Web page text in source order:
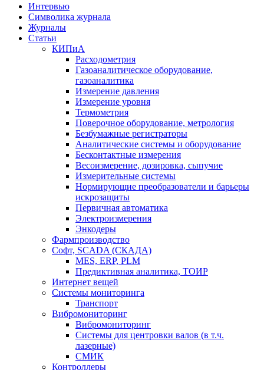
Интервью
Символика журнала
Журналы
Статьи
КИПиА
Расходометрия
Газоаналитическое оборудование,
газоаналитика
Измерение давления
Измерение уровня
Термометрия
Поверочное оборудование, метрология
Безбумажные регистраторы
Аналитические системы и оборудование
Бесконтактные измерения
Весоизмерение, дозировка, сыпучие
Измерительные системы
Нормирующие преобразователи и барьеры
искрозащиты
Первичная автоматика
Электроизмерения
Энкодеры
Фармпроизводство
Софт, SCADA (СКАДА)
MES, ERP, PLM
Предиктивная аналитика, ТОИР
Интернет вещей
Системы мониторинга
Транспорт
Вибромониторинг
Вибромониторинг
Системы для центровки валов (в т.ч.
лазерные)
СМИК
Контроллеры